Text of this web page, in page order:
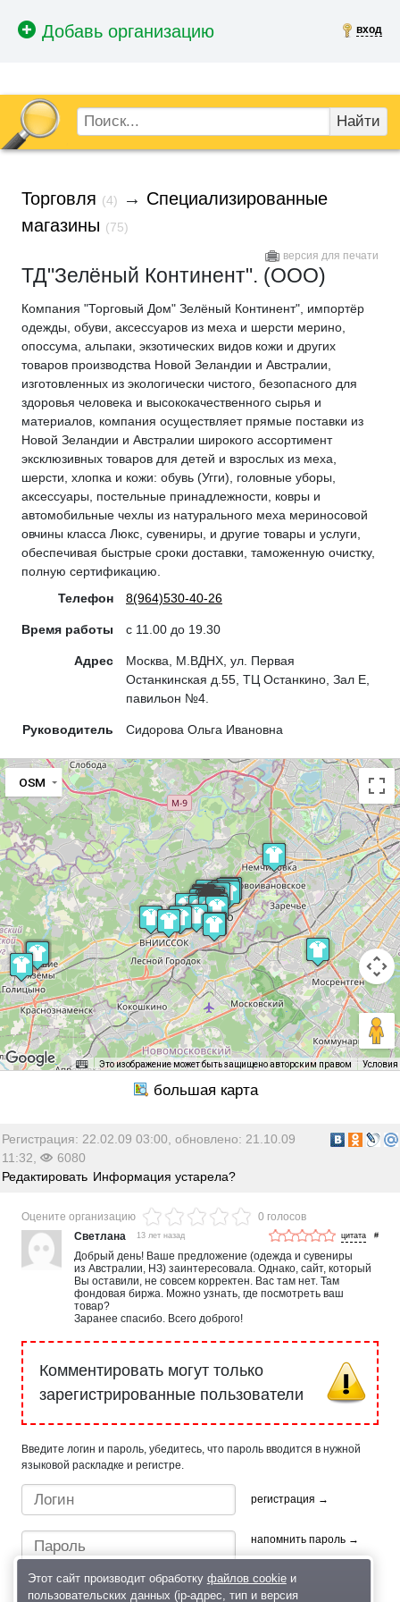
вход
Найти
Торговля (4) → Специализированные
магазины (75)
версия для печати
ТД"Зелёный Континент". (ООО)
Компания "Торговый Дом" Зелёный Континент", импортёр
одежды, обуви, аксессуаров из меха и шерсти мерино,
опоссума, альпаки, экзотических видов кожи и других
товаров производства Новой Зеландии и Австралии,
изготовленных из экологически чистого, безопасного для
здоровья человека и высококачественного сырья и
материалов, компания осуществляет прямые поставки из
Новой Зеландии и Австралии широкого ассортимент
эксклюзивных товаров для детей и взрослых из меха,
шерсти, хлопка и кожи: обувь (Угги), головные уборы,
аксессуары, постельные принадлежности, ковры и
автомобильные чехлы из натурального меха мериносовой
овчины класса Люкс, сувениры, и другие товары и услуги,
обеспечивая быстрые сроки доставки, таможенную очистку,
полную сертификацию.
Телефон
8(964)530-40-26
Время работы с 11.00 до 19.30
Адрес
Москва, М.ВДНХ, ул. Первая
Останкинская д.55, ТЦ Останкино, Зал Е,
павильон №4.
Руководитель Сидорова Ольга Ивановна
OSM
Это изображение может быть защищено авторским правом Условия
Регистрация: 22.02.09 03:00, обновлено: 21.10.09
11:32,
6080
Редактировать Информация устарела?
Оцените организацию
0 голосов
Светлана
13 лет назад #
Добрый день! Ваше предложение (одежда и сувениры
из Австралии, НЗ) заинтересовала. Однако, сайт, который
Вы оставили, не совсем корректен. Вас там нет. Там
фондовая биржа. Можно узнать, где посмотреть ваш
товар?
Заранее спасибо. Всего доброго!
Комментировать могут только
зарегистрированные пользователи
Введите логин и пароль, убедитесь, что пароль вводится в нужной
языковой раскладке и регистре.
регистрация →
напомнить пароль →
Этот сайт производит обработку файлов cookieи
пользовательских данных (ip-адрес, тип и версия